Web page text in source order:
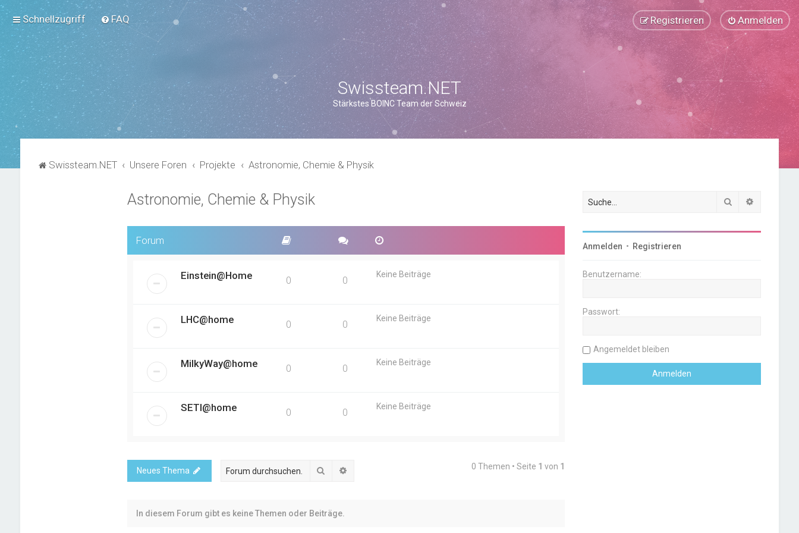
Schnellzugriff FAQ Anmelden
Registrieren
Swissteam.NET
Stärkstes BOINC Team der Schweiz
Swissteam.NET Unsere Foren Projekte Astronomie, Chemie & Physik
Astronomie, Chemie & Physik
Forum
Einstein@Home 0 0 Keine Beiträge
LHC@home 0 0 Keine Beiträge
MilkyWay@home 0 0 Keine Beiträge
SETI@home 0 0 Keine Beiträge
Neues Thema Suche 0 Themen • Seite 1 von 1
In diesem Forum gibt es keine Themen oder Beiträge.
Suche
Anmelden • Registrieren
Benutzername:
Passwort:
Angemeldet bleiben